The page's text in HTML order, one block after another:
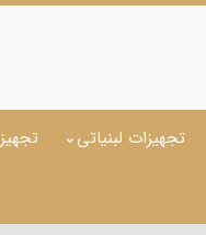
تجهیزات لبنیاتی